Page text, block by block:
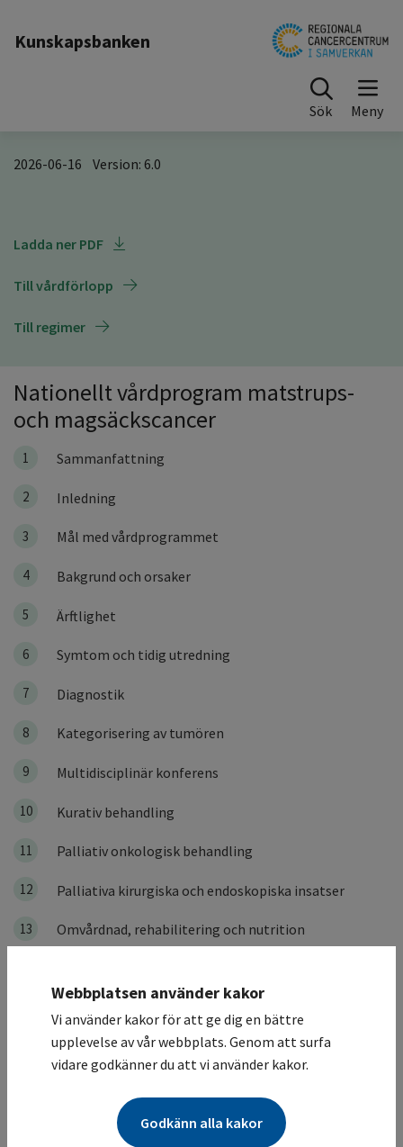
Kunskapsbanken
Sök
​​2026-06-16​ Version: 6.0
Ladda ner PDF
Till vårdförlopp
Till regimer
Nationellt vårdprogram matstrups-
och magsäckscancer
1 Sammanfattning
2 Inledning
3 Mål med vårdprogrammet
4 Bakgrund och orsaker
5 Ärftlighet
6 Symtom och tidig utredning
7 Diagnostik
8 Kategorisering av tumören
9 Multidisciplinär konferens
10 Kurativ behandling
11 Palliativ onkologisk behandling
12 Palliativa kirurgiska och endoskopiska insatser
13 Omvårdnad, rehabilitering och nutrition
Nivåstrukturering
Kvalitetsindikatorer och målnivåer
Webbplatsen använder kakor
Vi använder kakor för att ge dig en bättre
upplevelse av vår webbplats. Genom att surfa
vidare godkänner du att vi använder kakor.
Godkänn alla kakor